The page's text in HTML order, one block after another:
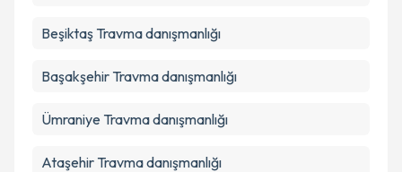
Beşiktaş Travma danışmanlığı
Başakşehir Travma danışmanlığı
Ümraniye Travma danışmanlığı
Ataşehir Travma danışmanlığı